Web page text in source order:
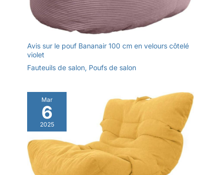
Avis sur le pouf Bananair 100 cm en velours côtelé
violet
Fauteuils de salon, Poufs de salon
Mar
6
2025